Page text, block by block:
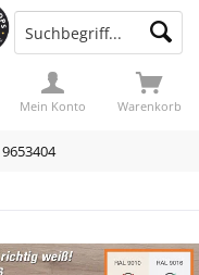
Warenkorb
Mein Konto